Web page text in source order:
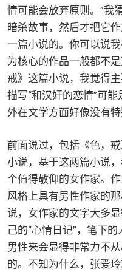
情可能会放弃原则。”我
暗杀故事，然后才把它
一篇小说的。你可以说
为核心的作品一般都不
戒》这篇小说，我觉得
描写“和汉奸的恋情”可
外在文学方面好像没有特
前面说过，包括《色，
小说，基于这两篇小说
个值得敬仰的女作家。
风格上具有男性作家的
说，女作家的文字大多
己的“心情日记”，笔下
男性来会显得非常力不
的。不知为什么，张爱